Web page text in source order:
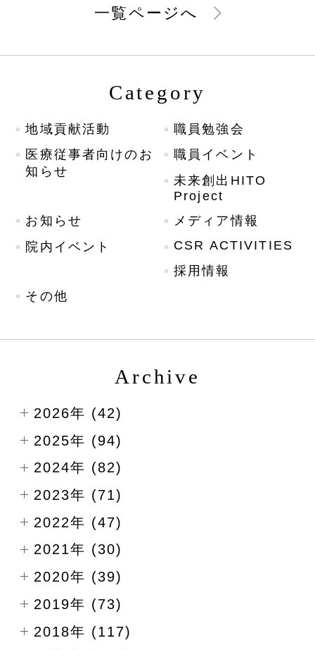
一覧ページへ
Category
地域貢献活動
職員勉強会
医療従事者向けのお
知らせ
職員イベント
未来創出HITO
Project
お知らせ
メディア情報
院内イベント
CSR ACTIVITIES
採用情報
その他
Archive
2026年 (42)
2025年 (94)
2024年 (82)
2023年 (71)
2022年 (47)
2021年 (30)
2020年 (39)
2019年 (73)
2018年 (117)